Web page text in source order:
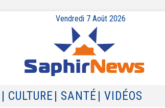
Vendredi 7 Août 2026
| CULTURE | SANTÉ | VIDÉOS